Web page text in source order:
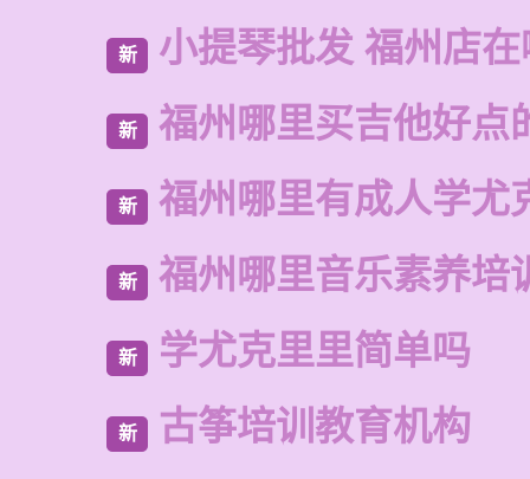
新 小提琴批发 福州店
新 福州哪里买吉他好点
新 福州哪里有成人学尤
新 福州哪里音乐素养培
新 学尤克里里简单吗
新 古筝培训教育机构